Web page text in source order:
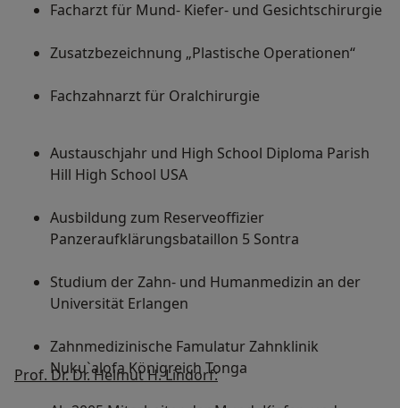
Facharzt für Mund- Kiefer- und Gesichtschirurgie
Zusatzbezeichnung „Plastische Operationen“
Fachzahnarzt für Oralchirurgie
Austauschjahr und High School Diploma Parish
Hill High School USA
Ausbildung zum Reserveoffizier
Panzeraufklärungsbataillon 5 Sontra
Studium der Zahn- und Humanmedizin an der
Universität Erlangen
Zahnmedizinische Famulatur Zahnklinik
Nuku`alofa Königreich Tonga
Prof. Dr. Dr. Helmut H. Lindorf: